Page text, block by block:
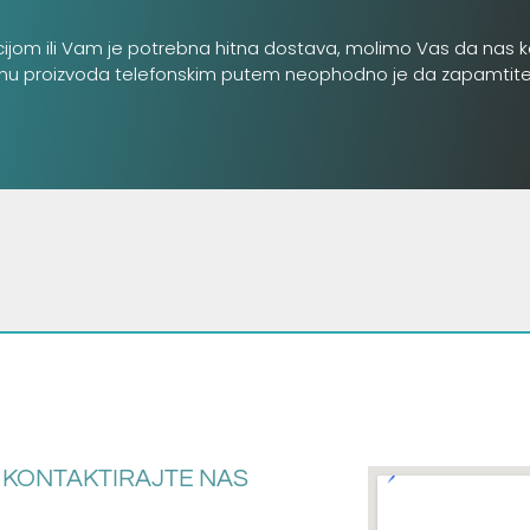
ili Vam je potrebna hitna dostava, molimo Vas da nas
proizvoda telefonskim putem neophodno je da zapamtite
KONTAKTIRAJTE NAS